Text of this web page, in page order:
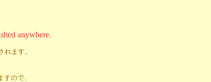
anywhere.
れます。
ので、